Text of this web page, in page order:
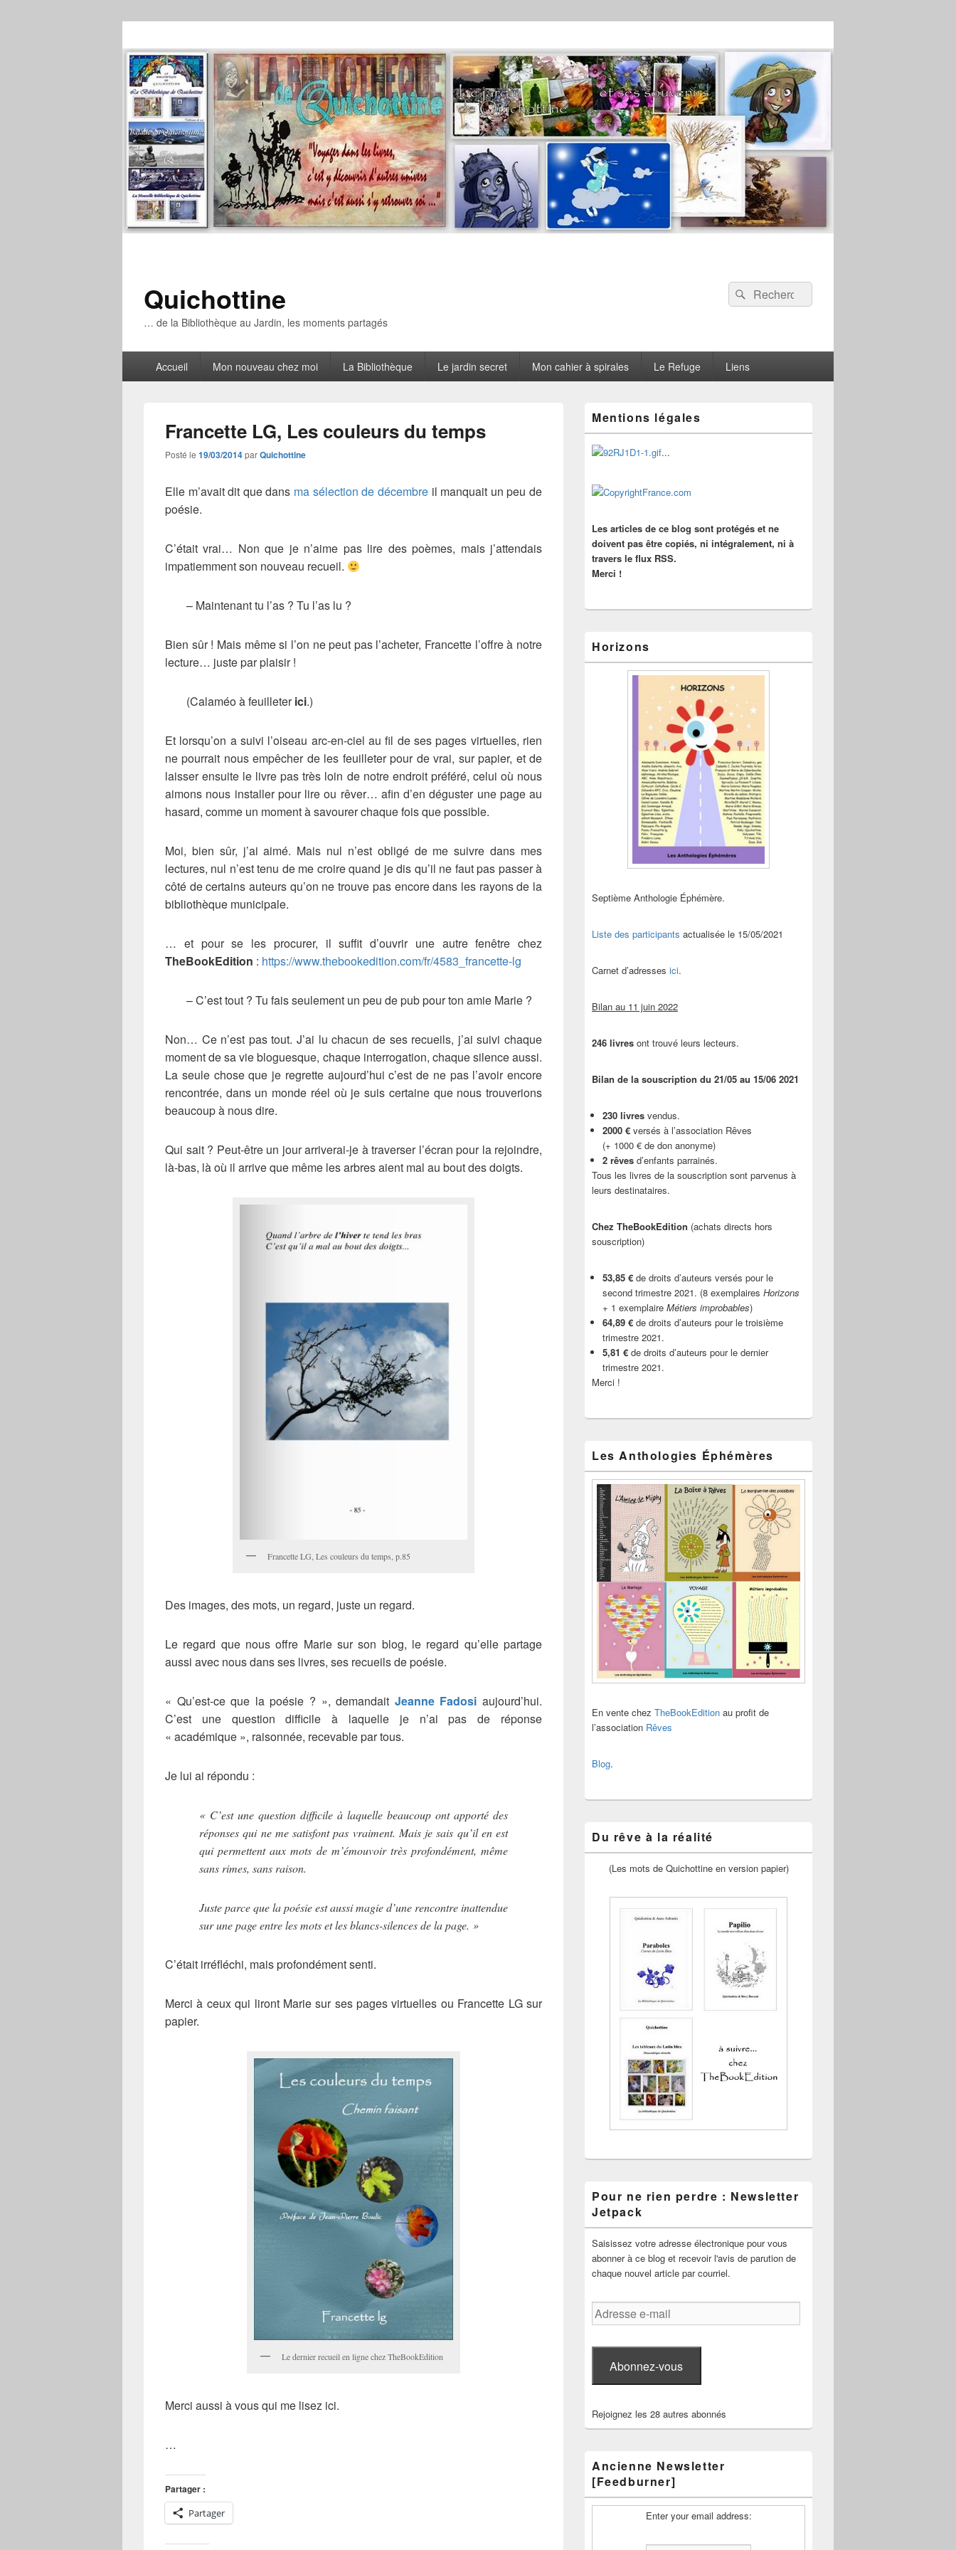
Quichottine
… de la Bibliothèque au Jardin, les moments partagés
Recherche :
Rechercher
principalAccueil Mon nouveau chez moi La Bibliothèque Le jardin secret Mon cahier à spirales Le Refuge Liens
Francette LG, Les couleurs du temps
Posté le 19/03/2014parQuichottine
Elle m’avait dit que dans ma sélection de décembreil manquait un peu de
poésie.
C’était vrai… Non que je n’aime pas lire des poèmes, mais j’attendais
impatiemment son nouveau recueil.
– Maintenant tu l’as ? Tu l’as lu ?
Bien sûr ! Mais même si l’on ne peut pas l’acheter, Francette l’offre à notre
lecture… juste par plaisir !
(Calaméo à feuilleterici.)
Et lorsqu’on a suivi l’oiseau arc-en-ciel au fil de ses pages virtuelles, rien
ne pourrait nous empêcher de les feuilleter pour de vrai, sur papier, et de
laisser ensuite le livre pas très loin de notre endroit préféré, celui où nous
aimons nous installer pour lire ou rêver… afin d’en déguster une page au
hasard, comme un moment à savourer chaque fois que possible.
Moi, bien sûr, j’ai aimé. Mais nul n’est obligé de me suivre dans mes
lectures, nul n’est tenu de me croire quand je dis qu’il ne faut pas passer à
côté de certains auteurs qu’on ne trouve pas encore dans les rayons de la
bibliothèque municipale.
… et pour se les procurer, il suffit d’ouvrir une autre fenêtre chez
TheBookEdition : https://www.thebookedition.com/fr/4583_francette-lg
– C’est tout ? Tu fais seulement un peu de pub pour ton amie Marie ?
Non… Ce n’est pas tout. J’ai lu chacun de ses recueils, j’ai suivi chaque
moment de sa vie bloguesque, chaque interrogation, chaque silence aussi.
La seule chose que je regrette aujourd’hui c’est de ne pas l’avoir encore
rencontrée, dans un monde réel où je suis certaine que nous trouverions
beaucoup à nous dire.
Qui sait ? Peut-être un jour arriverai-je à traverser l’écran pour la rejoindre,
là-bas, là où il arrive que même les arbres aient mal au bout des doigts.
Francette LG, Les couleurs du temps, p.85
Des images, des mots, un regard, juste un regard.
Le regard que nous offre Marie sur son blog, le regard qu’elle partage
aussi avec nous dans ses livres, ses recueils de poésie.
« Qu’est-ce que la poésie ? », demandait Jeanne Fadosi aujourd’hui.
C’est une question difficile à laquelle je n’ai pas de réponse
« académique », raisonnée, recevable par tous.
Je lui ai répondu :
« C’est une question difficile à laquelle beaucoup ont apporté des
réponses qui ne me satisfont pas vraiment. Mais je sais qu’il en est
qui permettent aux mots de m’émouvoir très profondément, même
sans rimes, sans raison.
Juste parce que la poésie est aussi magie d’une rencontre inattendue
sur une page entre les mots et les blancs-silences de la page. »
C’était irréfléchi, mais profondément senti.
Merci à ceux qui liront Marie sur ses pages virtuelles ou Francette LG sur
papier.
Le dernier recueil en ligne chez TheBookEdition
Merci aussi à vous qui me lisez ici.
…
Partager :
Partager
principale
de
widget
pour
barre
latérale
Mentions légales
...
Les articles de ce blog sont protégés et ne
doivent pas être copiés, ni intégralement, ni à
travers le flux RSS.
Merci !
Horizons
Septième Anthologie Éphémère.
Liste des participants actualisée le 15/05/2021
Carnet d’adresses ici.
Bilan au 11 juin 2022
246 livres ont trouvé leurs lecteurs.
Bilan de la souscription du 21/05 au 15/06 2021
230 livres vendus.
2000 € versés à l’association Rêves
(+ 1000 € de don anonyme)
2 rêves d’enfants parrainés.
Tous les livres de la souscription sont parvenus à
leurs destinataires.
Chez TheBookEdition (achats directs hors
souscription)
53,85 € de droits d’auteurs versés pour le
second trimestre 2021. (8 exemplaires Horizons
+ 1 exemplaire Métiers improbables)
64,89 € de droits d’auteurs pour le troisième
trimestre 2021.
5,81 € de droits d’auteurs pour le dernier
trimestre 2021.
Merci !
Les Anthologies Éphémères
En vente chez TheBookEdition au profit de
l’association Rêves
Blog.
Du rêve à la réalité
(Les mots de Quichottine en version papier)
Pour ne rien perdre : Newsletter
Jetpack
Saisissez votre adresse électronique pour vous
abonner à ce blog et recevoir l'avis de parution de
chaque nouvel article par courriel.
Adresse
e-
Abonnez-vous
Rejoignez les 28 autres abonnés
Ancienne Newsletter
[Feedburner]
Enter your email address: